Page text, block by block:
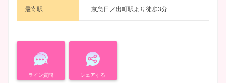
最寄駅 京急日ノ出町駅より徒歩3分
ライン質問 シェアする